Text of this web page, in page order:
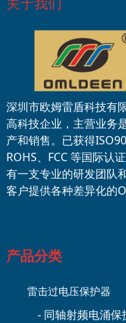
深圳市欧姆雷盾科技有
高科技企业，主营业务
产和销售。已获得
ROHS、FCC 等国际认
有一支专业的研发团队
客户提供各种差异化的
产品分类
雷击过电压保护器
- 同轴射频电涌保